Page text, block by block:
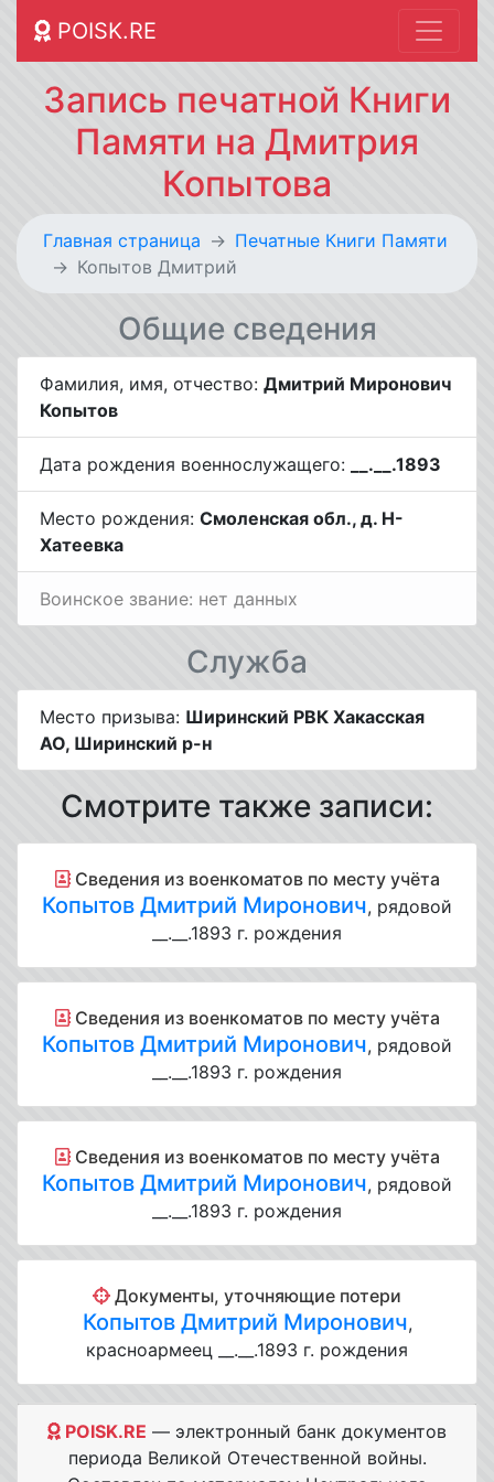
POISK.RE
Запись печатной Книги
Памяти на Дмитрия
Копытова
Главная страница
Печатные Книги Памяти
Копытов Дмитрий
Общие сведения
Фамилия, имя, отчество: Дмитрий Миронович
Копытов
Дата рождения военнослужащего: __.__.1893
Место рождения: Смоленская обл., д. Н-
Хатеевка
Воинское звание: нет данных
Служба
Место призыва: Ширинский РВК Хакасская
АО, Ширинский р-н
Смотрите также записи:
Cведения из военкоматов по месту учёта
Копытов Дмитрий Миронович, рядовой
__.__.1893 г. рождения
Cведения из военкоматов по месту учёта
Копытов Дмитрий Миронович, рядовой
__.__.1893 г. рождения
Cведения из военкоматов по месту учёта
Копытов Дмитрий Миронович, рядовой
__.__.1893 г. рождения
Документы, уточняющие потери
Копытов Дмитрий Миронович,
красноармеец __.__.1893 г. рождения
POISK.RE — электронный банк документов
периода Великой Отечественной войны.